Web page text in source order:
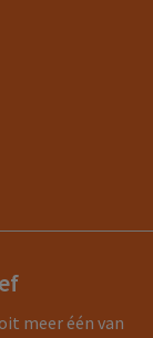
meer één van